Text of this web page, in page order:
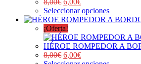
Seleccionar opciones
¡Oferta!
HÉROE ROMPEDOR A
8,00€ 6,00€